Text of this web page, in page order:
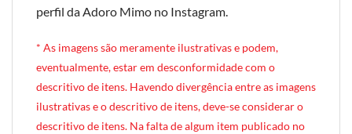
perfil da Adoro Mimo no Instagram
* As imagens são meramente ilustrativas e podem,
eventualmente, estar em desconformidade com o
descritivo de itens. Havendo divergência entre as imagens
ilustrativas e o descritivo de itens, deve-se considerar o
descritivo de itens. Na falta de algum item publicado no